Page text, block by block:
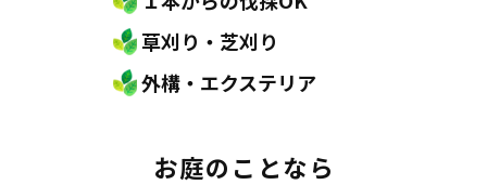
草刈り・芝刈り
外構・エクステリア
お庭のことなら